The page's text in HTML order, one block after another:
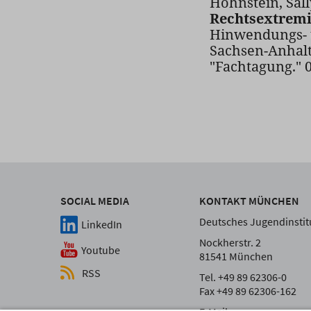
Hinwendungs-
Sachsen-
"Fachtagung."
SOCIAL MEDIA
LinkedIn
Youtube
RSS
KONTAKT MÜNCHEN
Deutsches
Nockherstr. 2
81541 München
Tel. +49 89 62306-0
Fax +49 89 62306-162